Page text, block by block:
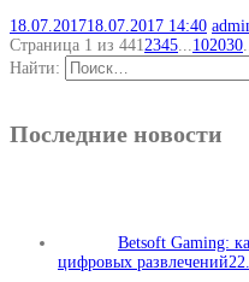
18.07.201718.07.2017 14:40
Страница 1 из 441 2345 102030
Найти:
Последние новости
Betsoft Gaming:
цифровых развлечений